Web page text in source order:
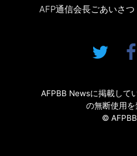
AFP通信会長ごあいさつ
AFPBB Newsに掲載して
の無断使用を
©